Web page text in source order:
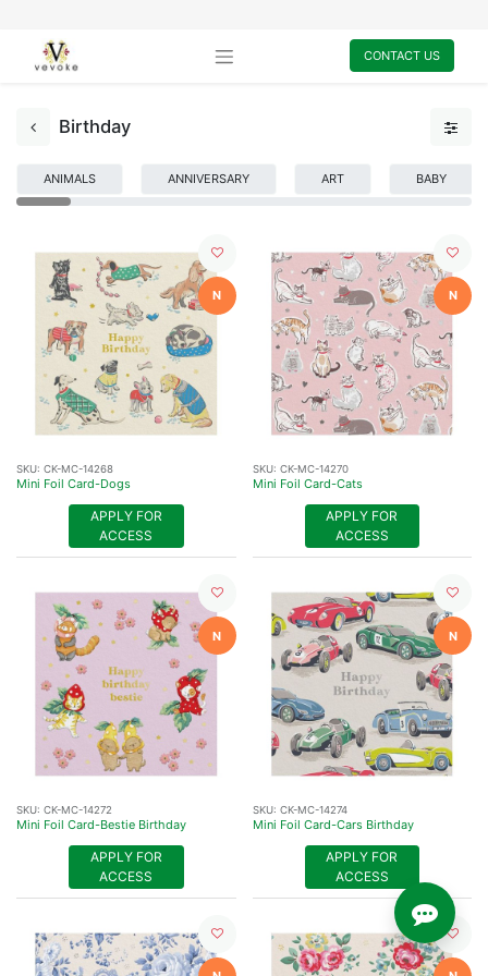
CONTACT US
Birthday
ANIMALS ANNIVERSARY ART BABY
N
SKU: CK-MC-14268
Mini Foil Card-Dogs
APPLY FOR
ACCESS
N
SKU: CK-MC-14270
Mini Foil Card-Cats
APPLY FOR
ACCESS
N
SKU: CK-MC-14272
Mini Foil Card-Bestie Birthday
APPLY FOR
ACCESS
N
SKU: CK-MC-14274
Mini Foil Card-Cars Birthday
APPLY FOR
ACCESS